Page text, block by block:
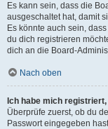
Es kann sein, dass die
ausgeschaltet hat, damit
Es könnte auch sein,
du dich registrieren
dich an die Board-
Nach oben
Ich habe mich
Überprüfe zuerst, ob du
Passwort eingegeben